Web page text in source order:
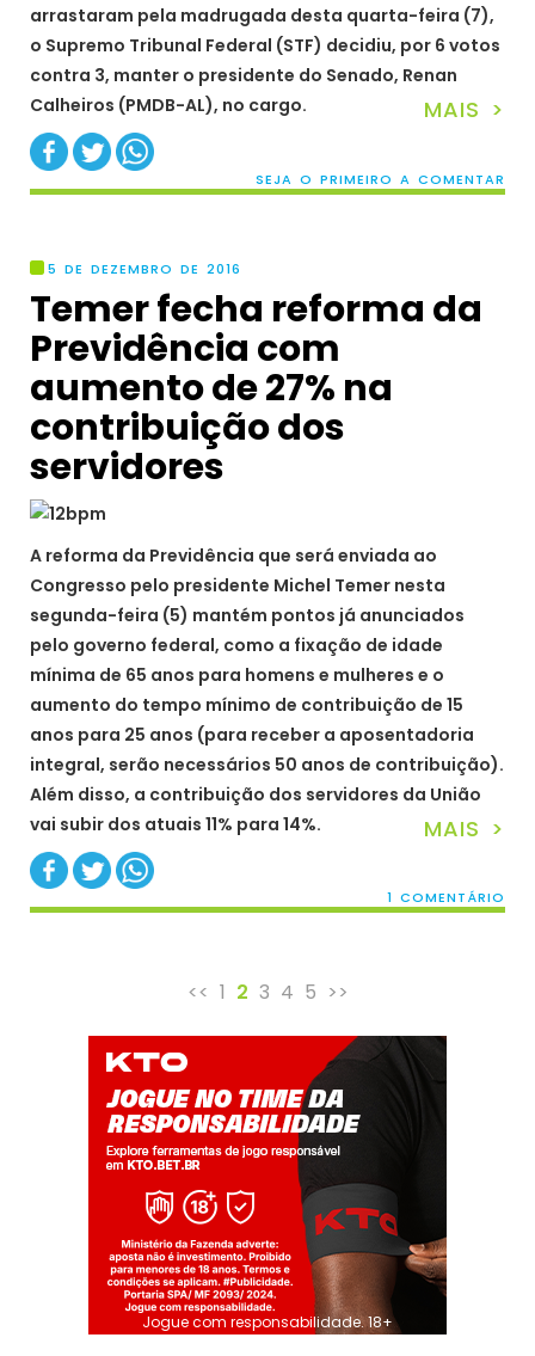
arrastaram pela madrugada desta quarta-feira (7),
o Supremo Tribunal Federal (STF) decidiu, por 6 votos
contra 3, manter o presidente do Senado, Renan
Calheiros (PMDB-AL), no cargo.
MAIS >
SEJA O PRIMEIRO A COMENTAR
5 DE DEZEMBRO DE 2016
Temer fecha reforma da
Previdência com
aumento de 27% na
contribuição dos
servidores
A reforma da Previdência que será enviada ao
Congresso pelo presidente Michel Temer nesta
segunda-feira (5) mantém pontos já anunciados
pelo governo federal, como a fixação de idade
mínima de 65 anos para homens e mulheres e o
aumento do tempo mínimo de contribuição de 15
anos para 25 anos (para receber a aposentadoria
integral, serão necessários 50 anos de contribuição).
Além disso, a contribuição dos servidores da União
vai subir dos atuais 11% para 14%.
MAIS >
1 COMENTÁRIO
<< 1 2 3 4 5 >>
Jogue com responsabilidade. 18+